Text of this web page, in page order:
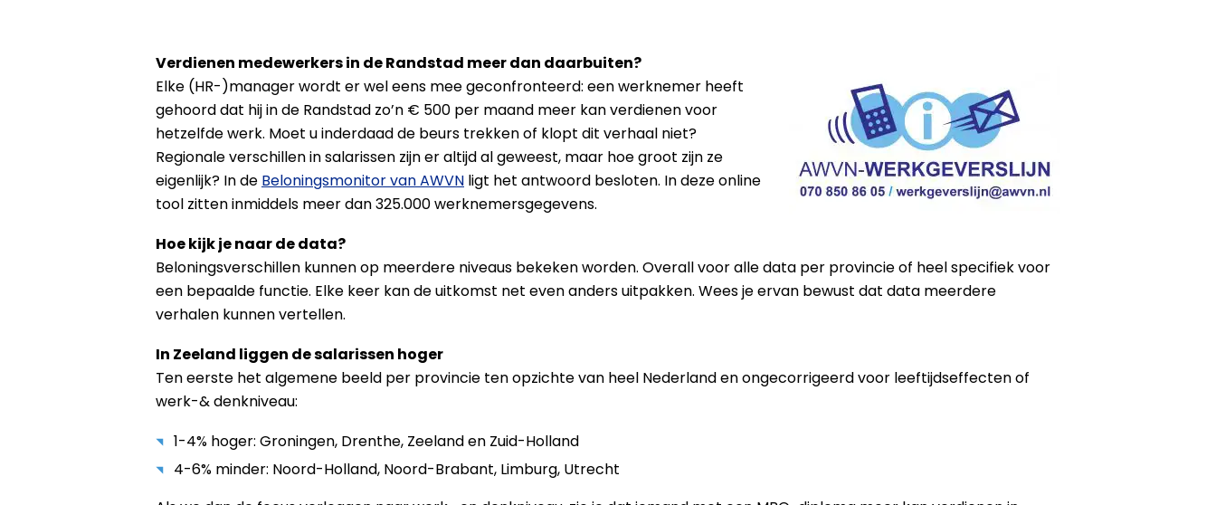
Verdienen medewerkers in de Randstad meer dan daarbuiten?
Elke (HR-)manager wordt er wel eens mee geconfronteerd: een werknemer heeft
gehoord dat hij in de Randstad zo’n € 500 per maand meer kan verdienen voor
hetzelfde werk. Moet u inderdaad de beurs trekken of klopt dit verhaal niet?
Regionale verschillen in salarissen zijn er altijd al geweest, maar hoe groot zijn ze
eigenlijk? In de Beloningsmonitor van AWVN ligt het antwoord besloten. In deze online
tool zitten inmiddels meer dan 325.000 werknemersgegevens.
Hoe kijk je naar de data?
Beloningsverschillen kunnen op meerdere niveaus bekeken worden. Overall voor alle data per provincie of heel specifiek voor
een bepaalde functie. Elke keer kan de uitkomst net even anders uitpakken. Wees je ervan bewust dat data meerdere
verhalen kunnen vertellen.
In Zeeland liggen de salarissen hoger
Ten eerste het algemene beeld per provincie ten opzichte van heel Nederland en ongecorrigeerd voor leeftijdseffecten of
werk-& denkniveau:
1-4% hoger: Groningen, Drenthe, Zeeland en Zuid-Holland
4-6% minder: Noord-Holland, Noord-Brabant, Limburg, Utrecht